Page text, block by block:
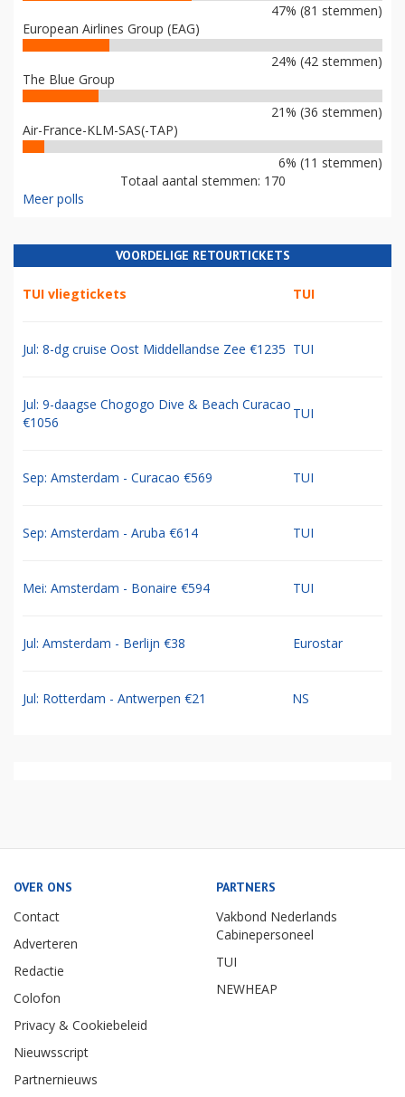
47% (81 stemmen)
European Airlines Group (EAG)
24% (42 stemmen)
The Blue Group
21% (36 stemmen)
Air-France-KLM-SAS(-TAP)
6% (11 stemmen)
Totaal aantal stemmen: 170
Meer polls
VOORDELIGE RETOURTICKETS
TUI vliegtickets TUI
Jul: 8-dg cruise Oost Middellandse Zee €1235 TUI
Jul: 9-daagse Chogogo Dive & Beach Curacao
€1056
TUI
Sep: Amsterdam - Curacao €569 TUI
Sep: Amsterdam - Aruba €614 TUI
Mei: Amsterdam - Bonaire €594 TUI
Jul: Amsterdam - Berlijn €38 Eurostar
Jul: Rotterdam - Antwerpen €21 NS
OVER ONS
Contact
Adverteren
Redactie
Colofon
Privacy & Cookiebeleid
Nieuwsscript
Partnernieuws
PARTNERS
Vakbond Nederlands
Cabinepersoneel
TUI
NEWHEAP